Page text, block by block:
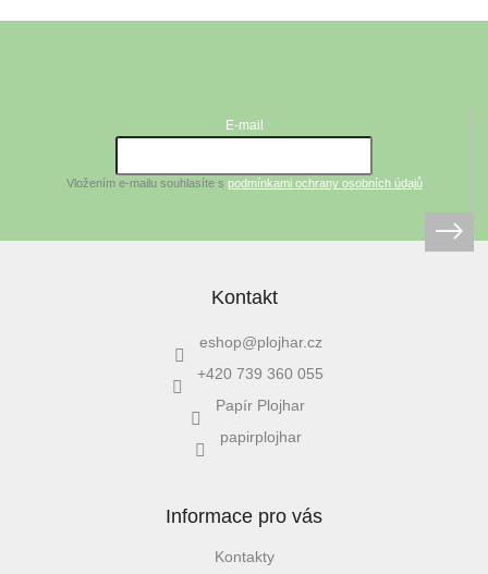
E-mail
Vložením e-mailu souhlasíte s podmínkami ochrany osobních údajů
Kontakt
eshop@plojhar.cz
+420 739 360 055
Papír Plojhar
papirplojhar
Informace pro vás
Kontakty